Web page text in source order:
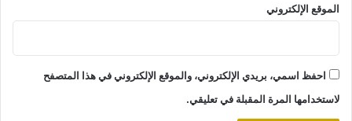
الموقع الإلكتروني
احفظ اسمي، بريدي الإلكتروني، والموقع الإلكتروني في هذا المتصفح
لاستخدامها المرة المقبلة في تعليقي.